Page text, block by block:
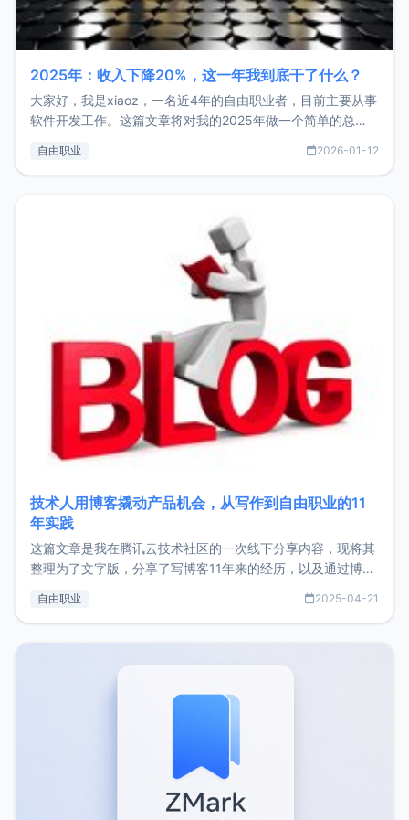
2025年：收入下降20%，这一年我到底干了什么？
大家好，我是xiaoz，一名近4年的自由职业者，目前主要从事
软件开发工作。这篇文章将对我的2025年做一个简单的总
收入下降20%，但却过得很充实，2026年不求突破，但求保
自由职业 2026-01-12
技术人用博客撬动产品机会，从写作到自由职业的11
年实践
这篇文章是我在腾讯云技术社区的一次线下分享内容，现将其
整理为了文字版，分享了写博客11年来的经历，以及通过博客
了我的首个产品ImgURL的真实数据和产品现状。自我介绍大
自由职业 2025-04-21